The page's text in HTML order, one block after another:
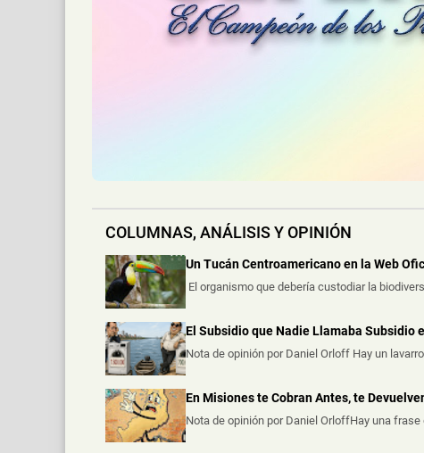
Hallaron un Auto Despistado sobre la
COLUMNAS, ANÁLISIS Y OPINIÓN
Un Tucán Centroamericano en la Web
El organismo que debería custodiar la
El Subsidio que Nadie Llamaba Subsidio
Nota de opinión por Daniel Orloff Hay un
En Misiones te Cobran Antes, te
Nota de opinión por Daniel OrloffHay una